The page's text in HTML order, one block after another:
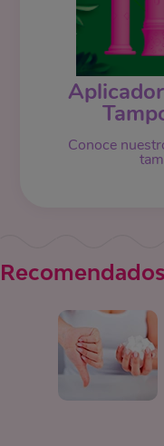
Conoce
Recomendados